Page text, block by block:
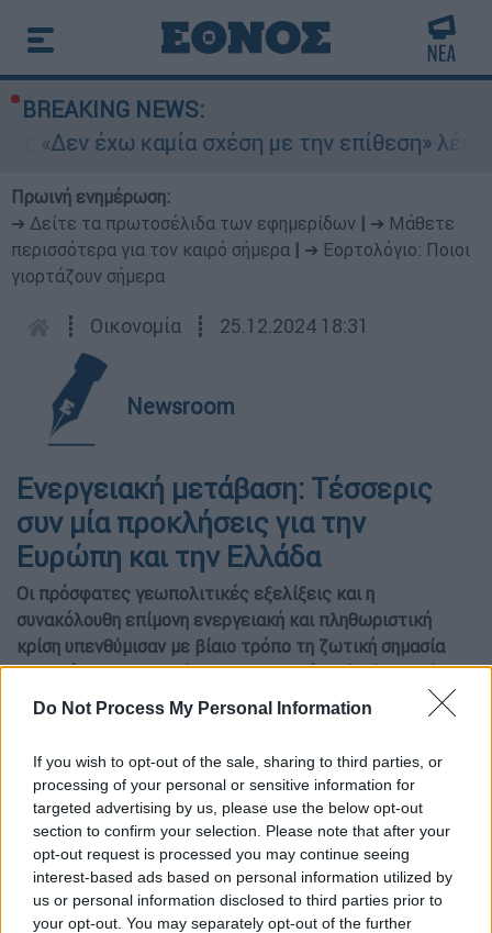
Do Not Process My Personal Information
If you wish to opt-out of the sale, sharing to third parties, or
processing of your personal or sensitive information for
targeted advertising by us, please use the below opt-out
section to confirm your selection. Please note that after your
opt-out request is processed you may continue seeing
interest-based ads based on personal information utilized by
us or personal information disclosed to third parties prior to
your opt-out. You may separately opt-out of the further
BREAKING NEWS:
«Δεν έχω καμία σχέση με την επίθεση» λέει
Πρωινή ενημέρωση:
➔ Δείτε τα πρωτοσέλιδα των εφημερίδων
➔ Μάθετε
περισσότερα για τον καιρό σήμερα
➔ Εορτολόγιο: Ποιοι
γιορτάζουν σήμερα
┋ Οικονομία ┋ 25.12.2024 18:31
Newsroom
Ενεργειακή μετάβαση: Τέσσερις
συν μία προκλήσεις για την
Ευρώπη και την Ελλάδα
Οι πρόσφατες γεωπολιτικές εξελίξεις και η
συνακόλουθη επίμονη ενεργειακή και πληθωριστική
κρίση υπενθύμισαν με βίαιο τρόπο τη ζωτική σημασία
της ενέργειας, η οποία νομοτελειακά θα διαδραματίσει
κεντρικό ρόλο στις προκλήσεις που αντιμετωπίζει